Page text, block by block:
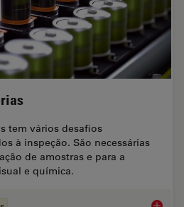
tem vários desafios
à inspeção. São necessárias
de amostras e para a
e química.